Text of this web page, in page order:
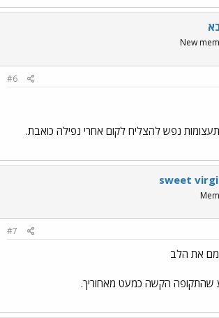
New
#6
נפש להצליח לקום אחרי נפילה כואבת.
sweet
#7
את הלב
הקשה כמעט מאחוריך.